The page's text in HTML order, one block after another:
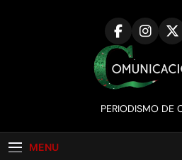
PERIODISMO DE
MENU